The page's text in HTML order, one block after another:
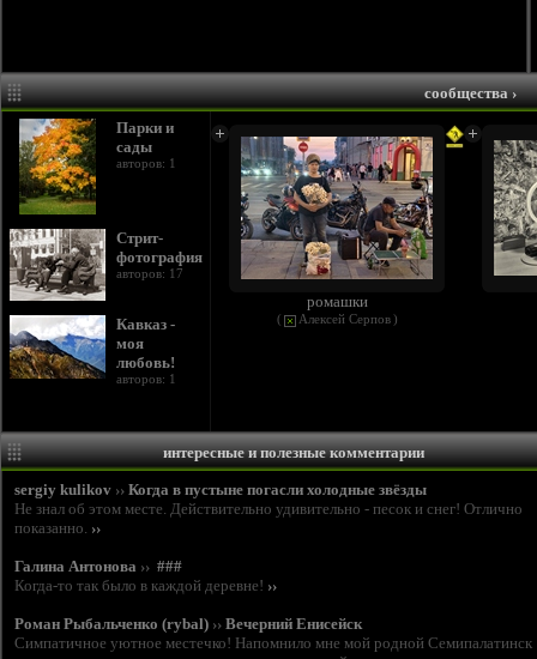
сообщества›
Парки и
сады
авторов: 1
Стрит-
фотография
авторов: 17
Кавказ -
моя
любовь!
авторов: 1
ромашки
( Алексей Серпов )
интересные и полезные комментарии
sergiy kulikov ›› Когда в пустыне погасли холодные звёзды
Не знал об этом месте. Действительно удивительно - песок и снег! Отлично
показанно. ››
Галина Антонова ›› ###
Когда-то так было в каждой деревне! ››
Роман Рыбальченко (rybal) ›› Вечерний Енисейск
Симпатичное уютное местечко! Напомнило мне мой родной Семипалатинск